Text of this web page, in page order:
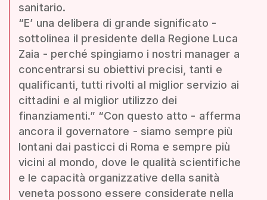
sanitario.
“E’ una delibera di grande significato -
sottolinea il presidente della Regione Luca
Zaia - perché spingiamo i nostri manager a
concentrarsi su obiettivi precisi, tanti e
qualificanti, tutti rivolti al miglior servizio ai
cittadini e al miglior utilizzo dei
finanziamenti.” “Con questo atto - afferma
ancora il governatore - siamo sempre più
lontani dai pasticci di Roma e sempre più
vicini al mondo, dove le qualità scientifiche
e le capacità organizzative della sanità
veneta possono essere considerate nella